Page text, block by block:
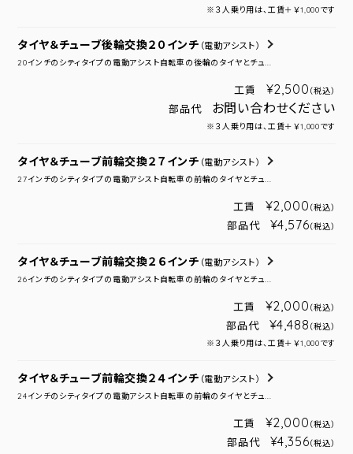
※３人乗り用は、工賃＋￥1,000です
タイヤ＆チューブ後輪交換２０インチ （電動アシスト）
20インチのシティタイプの電動アシスト自転車の後輪のタイヤとチュ...
工賃 ¥2,500 （税込）
部品代 お問い合わせください
※３人乗り用は、工賃＋￥1,000です
タイヤ＆チューブ前輪交換２７インチ （電動アシスト）
27インチのシティタイプの電動アシスト自転車の前輪のタイヤとチュ...
工賃 ¥2,000 （税込）
部品代 ¥4,576（税込）
タイヤ＆チューブ前輪交換２６インチ （電動アシスト）
26インチのシティタイプの電動アシスト自転車の前輪のタイヤとチュ...
工賃 ¥2,000 （税込）
部品代 ¥4,488 （税込）
※３人乗り用は、工賃＋￥1,000です
タイヤ＆チューブ前輪交換２４インチ （電動アシスト）
24インチのシティタイプの電動アシスト自転車の前輪のタイヤとチュ...
工賃 ¥2,000 （税込）
部品代 ¥4,356（税込）